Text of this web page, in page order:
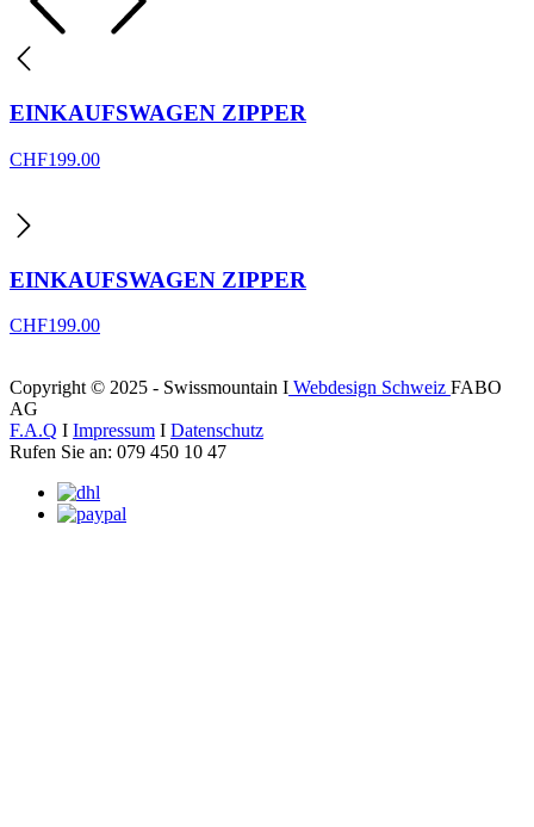
EINKAUFSWAGEN ZIPPER
CHF199.00
EINKAUFSWAGEN ZIPPER
CHF199.00
Copyright © 2025 - Swissmountain I Webdesign Schweiz FABO
AG
F.A.Q I Impressum I Datenschutz
Rufen Sie an: 079 450 10 47